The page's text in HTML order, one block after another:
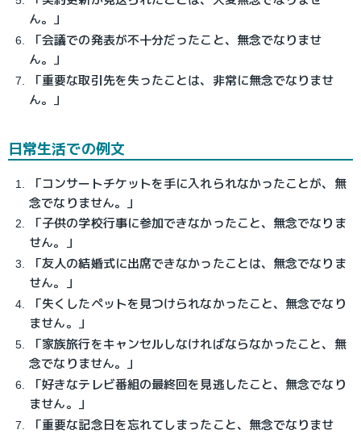
ん。」
「会議での発表が不十分だったこと、無念でなりませ
ん。」
「重要な取引先を失ったことは、非常に無念でなりませ
ん。」
日常生活での例文
「コンサートチケットを手に入れられなかったことが、無
念でなりません。」
「子供の学校行事に参加できなかったこと、無念でなりま
せん。」
「友人の結婚式に出席できなかったことは、無念でなりま
せん。」
「失くしたペットを見つけられなかったこと、無念でなり
ません。」
「家族旅行をキャンセルしなければならなかったこと、無
念でなりません。」
「好きなテレビ番組の最終回を見逃したこと、無念でなり
ません。」
「重要な記念日を忘れてしまったこと、無念でなりませ